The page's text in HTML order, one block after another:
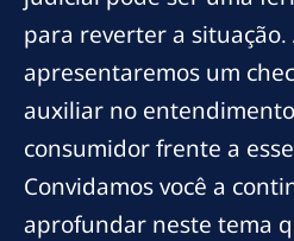
para reverter a situação.
apresentaremos um
auxiliar no
consumidor frente a
Convidamos você a
aprofundar neste tema